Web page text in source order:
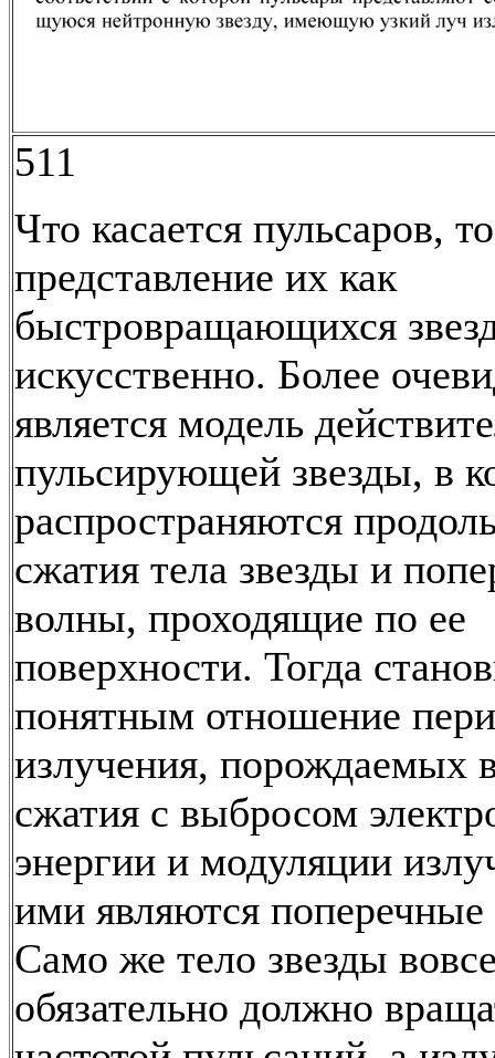
511
Что касается пульсаров, то
представление их как
быстровращающихся
искусственно. Более
является модель
пульсирующей звезды, в
распространяются
сжатия тела звезды и
волны, проходящие по ее
поверхности. Тогда
понятным отношение
излучения, порождаемых
сжатия с выбросом
энергии и модуляции
ими являются
Само же тело звезды
обязательно должно